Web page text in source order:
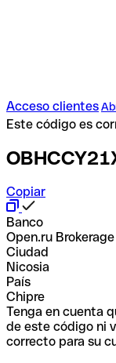
Acceso clientes
Este código es
Copiar
Banco
Open.ru
Ciudad
Nicosia
País
Chipre
Tenga en cuenta
de este código ni
correcto para su